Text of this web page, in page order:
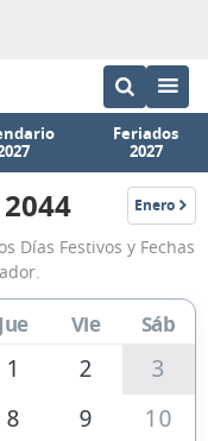
Feriados
2027
Enero
2045
Días Festivos y Fechas
Jue Vie Sáb
1 2
3
8 9
10